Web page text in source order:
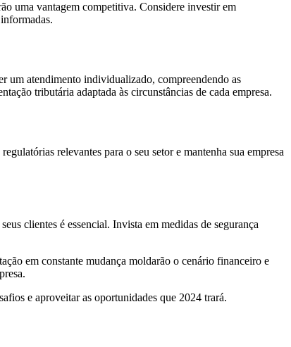
uma vantagem competitiva. Considere investir em
um atendimento individualizado, compreendendo as
tributária adaptada às circunstâncias de cada empresa.
relevantes para o seu setor e mantenha sua empresa
clientes é essencial. Invista em medidas de segurança
em constante mudança moldarão o cenário financeiro e
e aproveitar as oportunidades que 2024 trará.